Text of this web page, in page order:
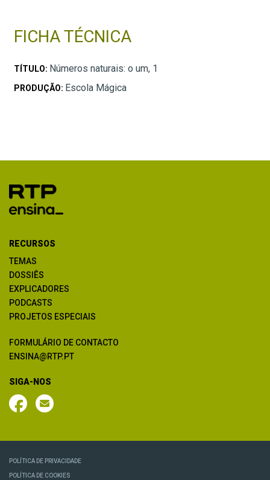
FICHA TÉCNICA
TÍTULO: Números naturais: o um, 1
PRODUÇÃO: Escola Mágica
RECURSOS
TEMAS
DOSSIÊS
EXPLICADORES
PODCASTS
PROJETOS ESPECIAIS
FORMULÁRIO DE CONTACTO
ENSINA@RTP.PT
SIGA-NOS
POLÍTICA DE PRIVACIDADE
POLÍTICA DE COOKIES